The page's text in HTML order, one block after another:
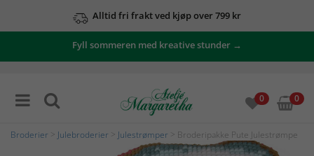
Alltid fri frakt ved kjøp over 799 kr
Fyll sommeren med kreative stunder →
0 0
Broderier Julebroderier Julestrømper > Broderipakke Pute Julestrømpe